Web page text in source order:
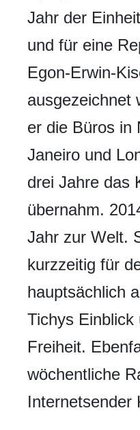
Jahr der
und für eine
Egon-Erwin-
ausgezeichnet
er die Büros in
Janeiro und
drei Jahre das
übernahm.
Jahr zur Welt.
kurzzeitig für
hauptsächlich
Tichys Einblick
Freiheit.
wöchentliche
Internetsender